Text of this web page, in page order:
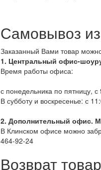
Самовывоз
Заказанный Вами товар
1. Центральный офис-
Время работы офиса:
с понедельника по пятницу,
В субботу и воскресенье: с
2. Дополнительный офис.
В Клинском офисе можно
464-92-24
Возврат